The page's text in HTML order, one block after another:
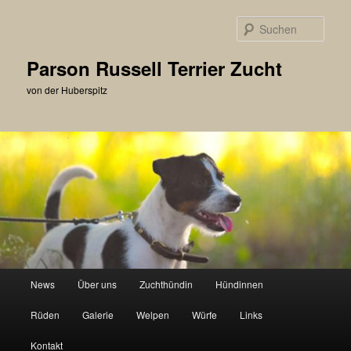
Parson Russell Terrier Zucht
von der Huberspitz
News Über uns Zuchthündin Hündinnen
Rüden Galerie Welpen Würfe Links
Kontakt